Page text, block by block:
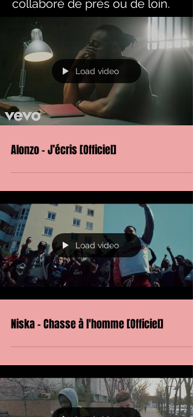
collaboré de prés ou de loin.
Load video
Alonzo - J’écris [Officiel]
Load video
Niska - Chasse à l'homme [Officiel]